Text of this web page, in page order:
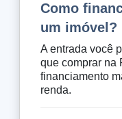
Como
um imóvel?
A entrada você
que comprar na
financiamento
renda.